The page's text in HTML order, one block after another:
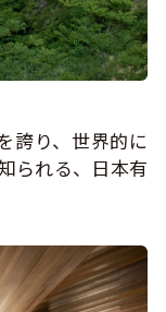
誇り、世界的に
られる、日本有